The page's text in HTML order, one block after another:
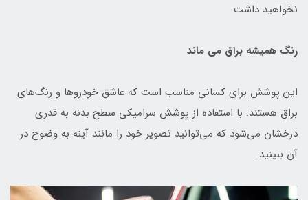
نخواهید داشت.
رنگ همیشه براق می ‌ماند
این پوشش برای کسانی مناسب است که عاشق خودروها و رنگ‌های
براق هستند. با استفاده از پوشش سرامیکی سطح بدنه به قدری
درخشان می‌شود که می‌توانید تصویر خود را مانند آینه به وضوح در
آن ببینید.